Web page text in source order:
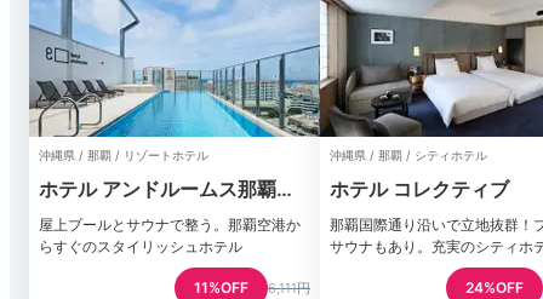
沖縄県 / 那覇 / リゾートホテル
ホテル アンドルームス那覇ポ
ート
屋上プールとサウナで整う。那覇空港か
らすぐのスタイリッシュホテル
11%OFF 6,111円
沖縄県 / 那覇 / シティホテル
ホテル コレクティブ
那覇国際通り沿いで立地抜群！
サウナもあり。充実のシティホ
24%OFF